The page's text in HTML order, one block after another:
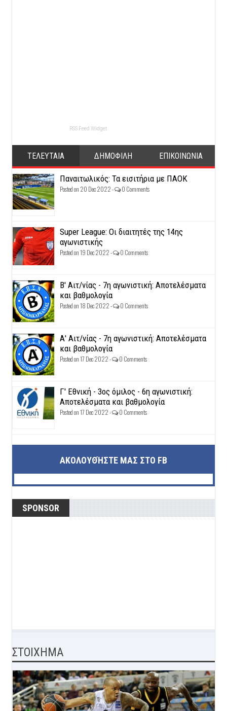
RSS Feed Widget
ΤΕΛΕΥΤΑΙΑ ΔΗΜΟΦΙΛΗ ΕΠΙΚΟΙΝΩΝΙΑ
Παναιτωλικός: Τα εισιτήρια με ΠΑΟΚ
Posted on 20 Dec 2022 - 0 Comments
Super League: Οι διαιτητές της 14ης
αγωνιστικής
Posted on 19 Dec 2022 - 0 Comments
Β' Αιτ/νίας - 7η αγωνιστική: Αποτελέσματα
και βαθμολογία
Posted on 18 Dec 2022 - 0 Comments
Α' Αιτ/νίας - 7η αγωνιστική: Αποτελέσματα
και βαθμολογία
Posted on 17 Dec 2022 - 0 Comments
Γ' Εθνική - 3ος όμιλος - 6η αγωνιστική:
Αποτελέσματα και βαθμολογία
Posted on 17 Dec 2022 - 0 Comments
ΑΚΟΛΟΥΘΉΣΤΕ ΜΑΣ ΣΤΟ FB
SPONSOR
ΣΤΟΙΧΗΜΑ